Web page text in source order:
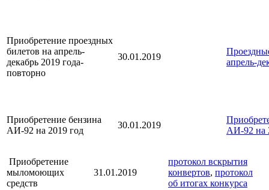
Приобретение проездных
билетов на апрель-
декабрь 2019 года-
повторно
30.01.2019
апрель-
Приобретение бензина
АИ-92 на 2019 год
30.01.2019
АИ-92 на
Приобретение
мыломоющих
средств
31.01.2019
протокол вскрытия
конвертов, протокол
об итогах конкурса